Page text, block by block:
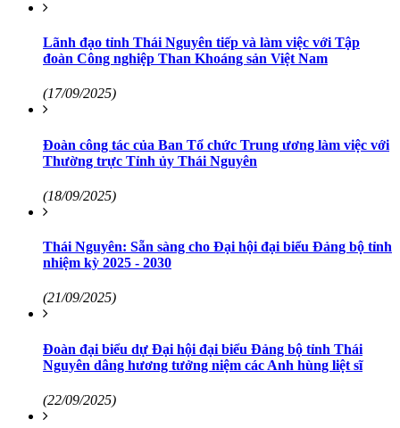
Lãnh đạo tỉnh Thái Nguyên tiếp và làm việc với Tập
đoàn Công nghiệp Than Khoáng sản Việt Nam
(17/09/2025)
Đoàn công tác của Ban Tổ chức Trung ương làm việc với
Thường trực Tỉnh ủy Thái Nguyên
(18/09/2025)
Thái Nguyên: Sẵn sàng cho Đại hội đại biểu Đảng bộ tỉnh
nhiệm kỳ 2025 - 2030
(21/09/2025)
Đoàn đại biểu dự Đại hội đại biểu Đảng bộ tỉnh Thái
Nguyên dâng hương tưởng niệm các Anh hùng liệt sĩ
(22/09/2025)